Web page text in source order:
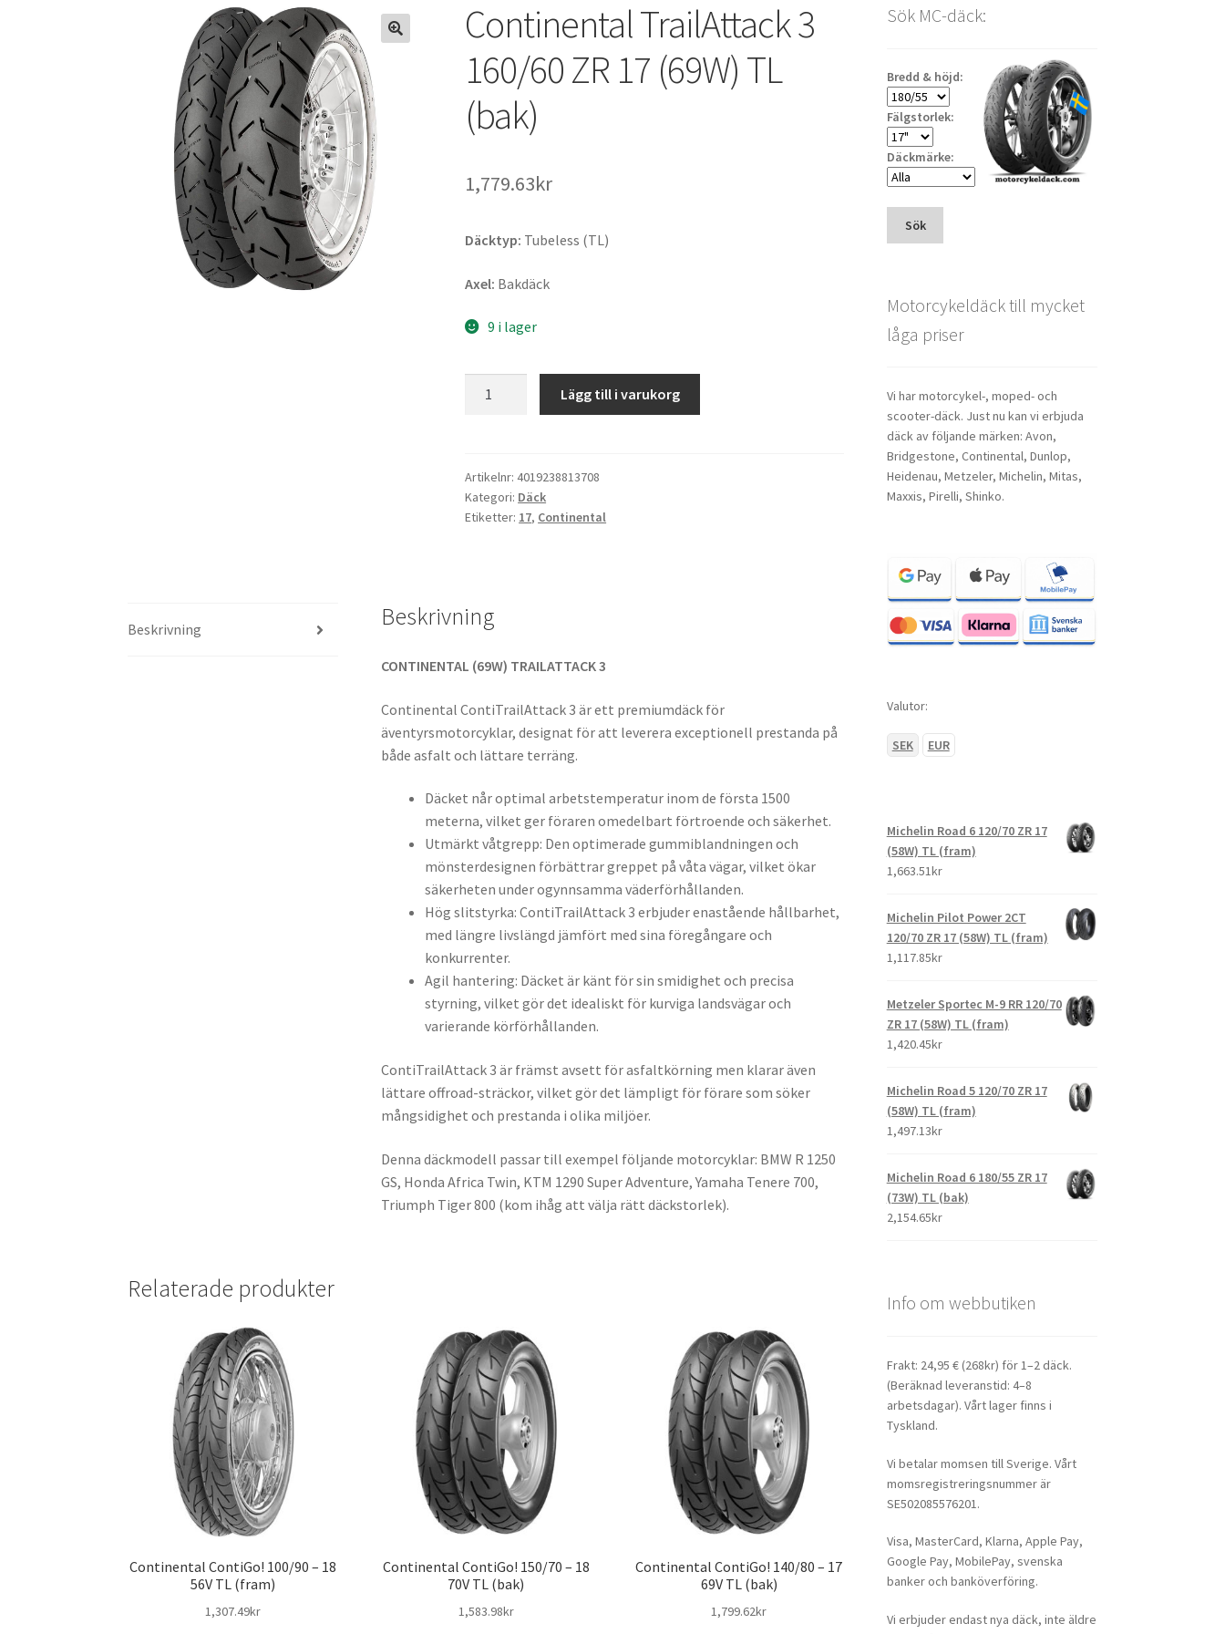
Continental TrailAttack 3
160/60 ZR 17 (69W) TL
(bak)
1,779.63kr
Däcktyp: Tubeless (TL)
Axel: Bakdäck
9 i lager
ZR
17
(69W)
Lägg till i varukorg
Artikelnr:4019238813708
Kategori: Däck
Etiketter: 17, Continental
Beskrivning Beskrivning
CONTINENTAL (69W) TRAILATTACK 3
Continental ContiTrailAttack 3 är ett premiumdäck för
äventyrsmotorcyklar, designat för att leverera exceptionell prestanda på
både asfalt och lättare terräng.
Däcket når optimal arbetstemperatur inom de första 1500
meterna, vilket ger föraren omedelbart förtroende och säkerhet.
Utmärkt våtgrepp: Den optimerade gummiblandningen och
mönsterdesignen förbättrar greppet på våta vägar, vilket ökar
säkerheten under ogynnsamma väderförhållanden.
Hög slitstyrka: ContiTrailAttack 3 erbjuder enastående hållbarhet,
med längre livslängd jämfört med sina föregångare och
konkurrenter.
Agil hantering: Däcket är känt för sin smidighet och precisa
styrning, vilket gör det idealiskt för kurviga landsvägar och
varierande körförhållanden.
ContiTrailAttack 3 är främst avsett för asfaltkörning men klarar även
lättare offroad-sträckor, vilket gör det lämpligt för förare som söker
mångsidighet och prestanda i olika miljöer.
Denna däckmodell passar till exempel följande motorcyklar: BMW R 1250
GS, Honda Africa Twin, KTM 1290 Super Adventure, Yamaha Tenere 700,
Triumph Tiger 800 (kom ihåg att välja rätt däckstorlek).
Relaterade produkter
Continental ContiGo! 100/90 – 18
56V TL (fram)
1,307.49kr
Continental ContiGo! 150/70 – 18
70V TL (bak)
1,583.98kr
Continental ContiGo! 140/80 – 17
69V TL (bak)
1,799.62kr
Sök MC-däck:
Bredd & höjd:
Fälgstorlek:
Däckmärke:
Sök
Motorcykeldäck till mycket
låga priser
Vi har motorcykel-, moped- och
scooter-däck. Just nu kan vi erbjuda
däck av följande märken: Avon,
Bridgestone, Continental, Dunlop,
Heidenau, Metzeler, Michelin, Mitas,
Maxxis, Pirelli, Shinko.
Valutor:
SEK EUR
Michelin Road 6 120/70 ZR 17
(58W) TL (fram)
1,663.51kr
Michelin Pilot Power 2CT
120/70 ZR 17 (58W) TL (fram)
1,117.85kr
Metzeler Sportec M-9 RR 120/70
ZR 17 (58W) TL (fram)
1,420.45kr
Michelin Road 5 120/70 ZR 17
(58W) TL (fram)
1,497.13kr
Michelin Road 6 180/55 ZR 17
(73W) TL (bak)
2,154.65kr
Info om webbutiken
Frakt: 24,95 € (268kr) för 1–2 däck.
(Beräknad leveranstid: 4–8
arbetsdagar). Vårt lager finns i
Tyskland.
Vi betalar momsen till Sverige. Vårt
momsregistreringsnummer är
SE502085576201.
Visa, MasterCard, Klarna, Apple Pay,
Google Pay, MobilePay, svenska
banker och banköverföring.
Vi erbjuder endast nya däck, inte äldre